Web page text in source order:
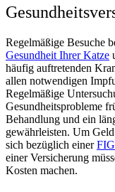
Regelmäßige Besuche
Gesundheit Ihrer Katze
häufig auftretenden
allen notwendigen
Regelmäßige
Gesundheitsprobleme
Behandlung und ein
gewährleisten. Um
sich bezüglich einer
einer Versicherung
Kosten machen.